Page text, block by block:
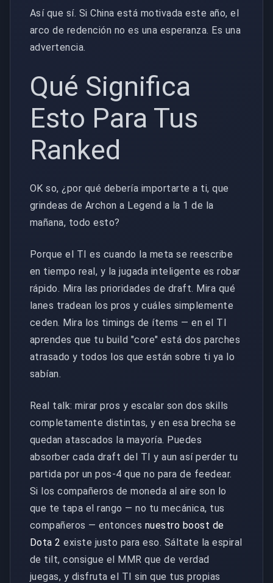
Así que sí. Si China está motivada este año, el
arco de redención no es una esperanza. Es una
advertencia.
Qué Significa
Esto Para Tus
Ranked
OK so, ¿por qué debería importarte a ti, que
grindeas de Archon a Legend a la 1 de la
mañana, todo esto?
Porque el TI es cuando la meta se reescribe
en tiempo real, y la jugada inteligente es robar
rápido. Mira las prioridades de draft. Mira qué
lanes tradean los pros y cuáles simplemente
ceden. Mira los timings de ítems — en el TI
aprendes que tu build "core" está dos parches
atrasado y todos los que están sobre ti ya lo
sabían.
Real talk: mirar pros y escalar son dos skills
completamente distintas, y en esa brecha se
quedan atascados la mayoría. Puedes
absorber cada draft del TI y aun así perder tu
partida por un pos-4 que no para de feedear.
Si los compañeros de moneda al aire son lo
que te tapa el rango — no tu mecánica, tus
compañeros — entonces nuestro boost de
Dota 2 existe justo para eso. Sáltate la espiral
de tilt, consigue el MMR que de verdad
juegas, y disfruta el TI sin que tus propias